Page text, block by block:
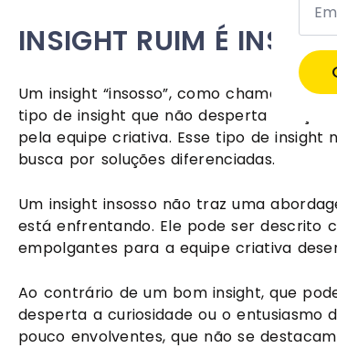
INSIGHT RUIM É
Um insight “insosso”, como
tipo de insight que não desperta
pela equipe criativa. Esse tipo de insight
busca por soluções diferenciadas.
Um insight insosso não traz uma
está enfrentando. Ele pode ser descrito
empolgantes para a equipe criativa
Ao contrário de um bom insight, que
desperta a curiosidade ou o entusiasmo
pouco envolventes, que não se